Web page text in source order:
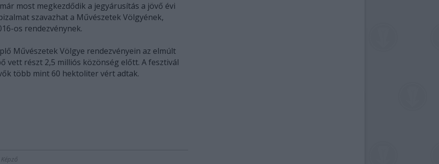
most megkezdődik a jegyárusítás a jövő évi
szavazhat a Művészetek Völgyének,
os rendezvénynek.
Művészetek Völgye rendezvényein az elmúlt
vett részt 2,5 milliós közönség előtt. A fesztivál
több mint 60 hektoliter vért adtak.
Képző